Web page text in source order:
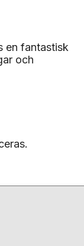
en fantastisk
och